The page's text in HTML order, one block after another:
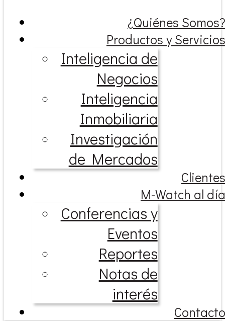
¿Quiénes Somos?
Productos y Servicios
Inteligencia de
Negocios
Inteligencia
Inmobiliaria
Investigación
de Mercados
Clientes
M-Watch al día
Conferencias y
Eventos
Reportes
Notas de
interés
Contacto